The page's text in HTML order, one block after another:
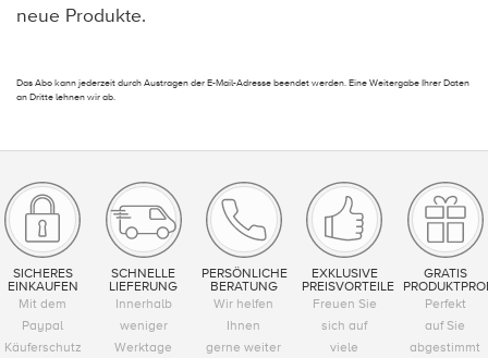
neue Produkte.
Das Abo kann jederzeit durch Austragen der E-Mail-Adresse beendet werden. Eine Weitergabe Ihrer Daten
an Dritte lehnen wir ab.
SICHERES
EINKAUFEN
Mit dem
Paypal
Käuferschutz
SCHNELLE
LIEFERUNG
Innerhalb
weniger
Werktage
PERSÖNLICHE
BERATUNG
Wir helfen
Ihnen
gerne weiter
EXKLUSIVE
PREISVORTEILE
Freuen Sie
sich auf
viele
GRATIS
Perfekt
auf Sie
abgestimmt